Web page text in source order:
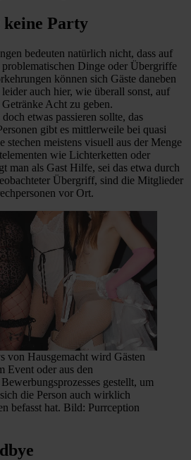
keine Party
bedeuten natürlich nicht, dass auf
Dinge oder Übergriffe
können sich Gäste daneben
auch hier, wie überall sonst, auf
Acht zu geben.
etwas passieren sollte, das
gibt es mittlerweile bei quasi
stechen meistens visuell aus der Menge
wie Lichterketten oder
man als Gast Hilfe, sei das etwa durch
Übergriff, sind die Mitglieder
vor Ort.
von Hausgemacht wird Gästen
Event oder aus den
gestellt, um
die Person auch wirklich
befasst hat. Bild: Purrception